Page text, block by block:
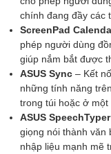
chính đang đầy các
ScreenPad
phép người dùng
giúp nắm bắt được
ASUS Sync – Kết
những tính năng
trong túi hoặc ở một
ASUS SpeechTyper
giọng nói thành văn
nhập liệu mạnh mẽ